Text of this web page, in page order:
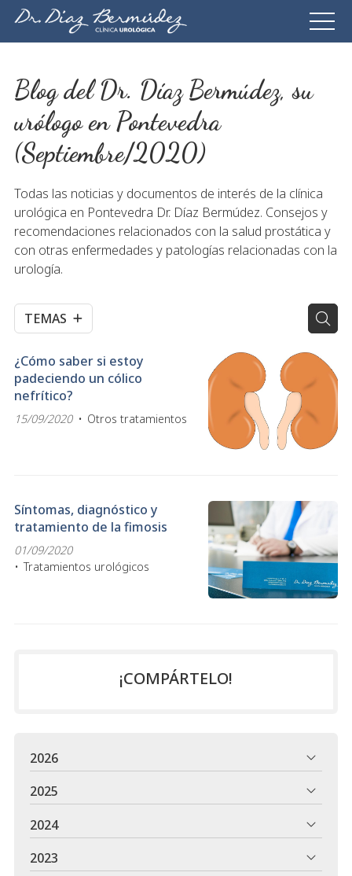
Blog del Dr. Díaz Bermúdez, su
urólogo en Pontevedra
(Septiembre/2020)
Todas las noticias y documentos de interés de la clínica
urológica en Pontevedra Dr. Díaz Bermúdez. Consejos y
recomendaciones relacionados con la salud prostática y
con otras enfermedades y patologías relacionadas con la
urología.
TEMAS
¿Cómo saber si estoy
padeciendo un cólico
nefrítico?
15/09/2020 Otros tratamientos
Síntomas, diagnóstico y
tratamiento de la fimosis
01/09/2020
Tratamientos urológicos
¡COMPÁRTELO!
2026
2025
2024
2023